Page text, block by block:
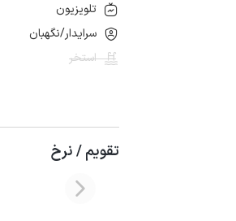
تلویزیون
سرایدار/نگهبان
استخر
تقویم / نرخ